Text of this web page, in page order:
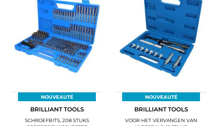
NOUVEAUTÉ
BRILLIANT TOOLS
SCHROEFBITS, 208 STUKS
NOUVEAUTÉ
BRILLIANT TOOLS
VOOR HET VERVANGEN VAN